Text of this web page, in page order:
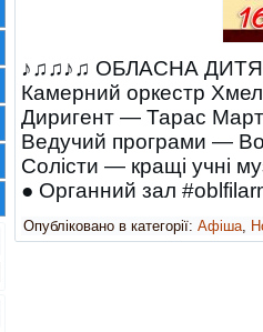
♪♫♫♪♫ ОБЛАСНА
Камерний оркестр
Диригент — Тарас
Ведучий програми —
Солісти — кращі учні
● Органний зал
Опубліковано в категорії: Афіша,